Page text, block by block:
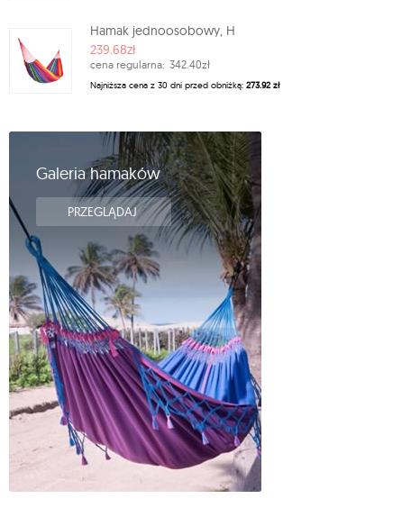
Hamak jednoosobowy, H
239.68zł
cena regularna: 342.40zł
Najniższa cena z 30 dni przed obniżką: 273.92 zł
Galeria hamaków
PRZEGLĄDAJ